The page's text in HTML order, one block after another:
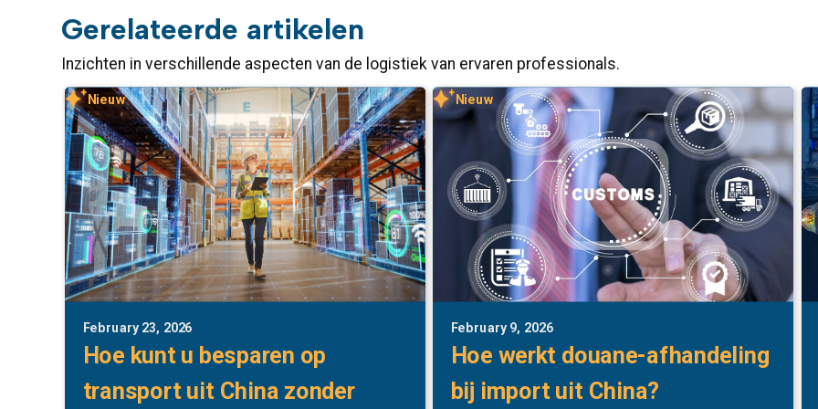
Gerelateerde artikelen
Inzichten in verschillende aspecten van de logistiek van ervaren professionals.
Nieuw
February 23, 2026
Hoe kunt u besparen op
transport uit China zonder
Nieuw
February 9, 2026
Hoe werkt douane-afhandeling
bij import uit China?